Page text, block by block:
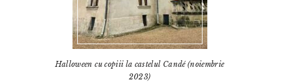
Halloween cu copiii la castelul Candé (noiembrie
2023)